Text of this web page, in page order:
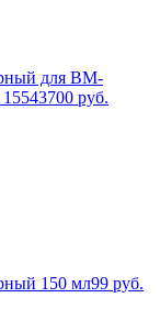
для BM-
700 руб.
150 мл99 руб.